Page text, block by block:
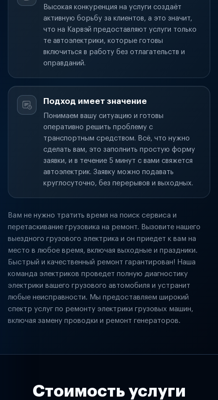
Высокая конкуренция на услуги создаёт
активную борьбу за клиентов, а это значит,
что на Карвэй предоставляют услуги только
те автоэлектрики, которые готовы
включиться в работу без отлагательств и
оправданий.
Подход имеет значение
Понимаем вашу ситуацию и готовы
оперативно решить проблему с
транспортным средством. Всё, что нужно
сделать вам, это заполнить простую форму
заявки, и в течение 5 минут с вами свяжется
автоэлектрик. Заявку можно подавать
круглосуточно, без перерывов и выходных.
Вам не нужно тратить время на поиск сервиса и
перетаскивание грузовика на ремонт. Вызовите нашего
выездного грузового электрика и он приедет к вам на
место в любое время, включая выходные и праздники.
Быстрый и качественный ремонт гарантирован! Наша
команда электриков проведет полную диагностику
электрики вашего грузового автомобиля и устранит
любые неисправности. Мы предоставляем широкий
спектр услуг по ремонту электрики грузовых машин,
включая замену проводки и ремонт генераторов.
Стоимость услуги